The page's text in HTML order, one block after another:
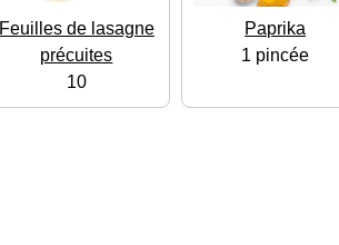
Feuilles de lasagne
précuites
10
Paprika
1 pincée